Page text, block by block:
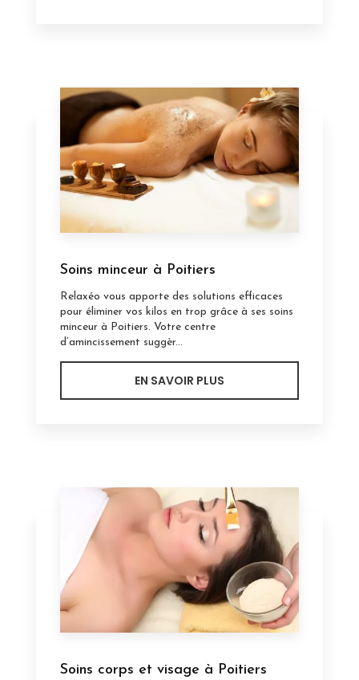
Soins minceur à Poitiers
Relaxéo vous apporte des solutions efficaces
pour éliminer vos kilos en trop grâce à ses soins
minceur à Poitiers. Votre centre
d’amincissement suggèr...
EN SAVOIR PLUS
Soins corps et visage à Poitiers